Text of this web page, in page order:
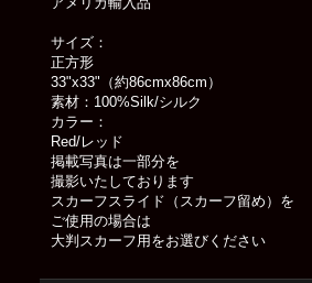
サイズ：
正方形
33"x33"（約86cmx86cm）
素材：100%Silk/シルク
カラー：
Red/レッド
掲載写真は一部分を
撮影いたしております
スカーフスライド（スカーフ留め）を
ご使用の場合は
大判スカーフ用をお選びください